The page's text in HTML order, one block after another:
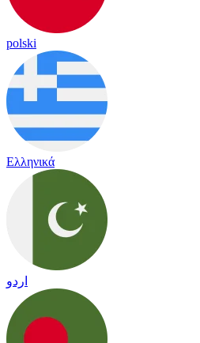
polski
Ελληνικά
اردو